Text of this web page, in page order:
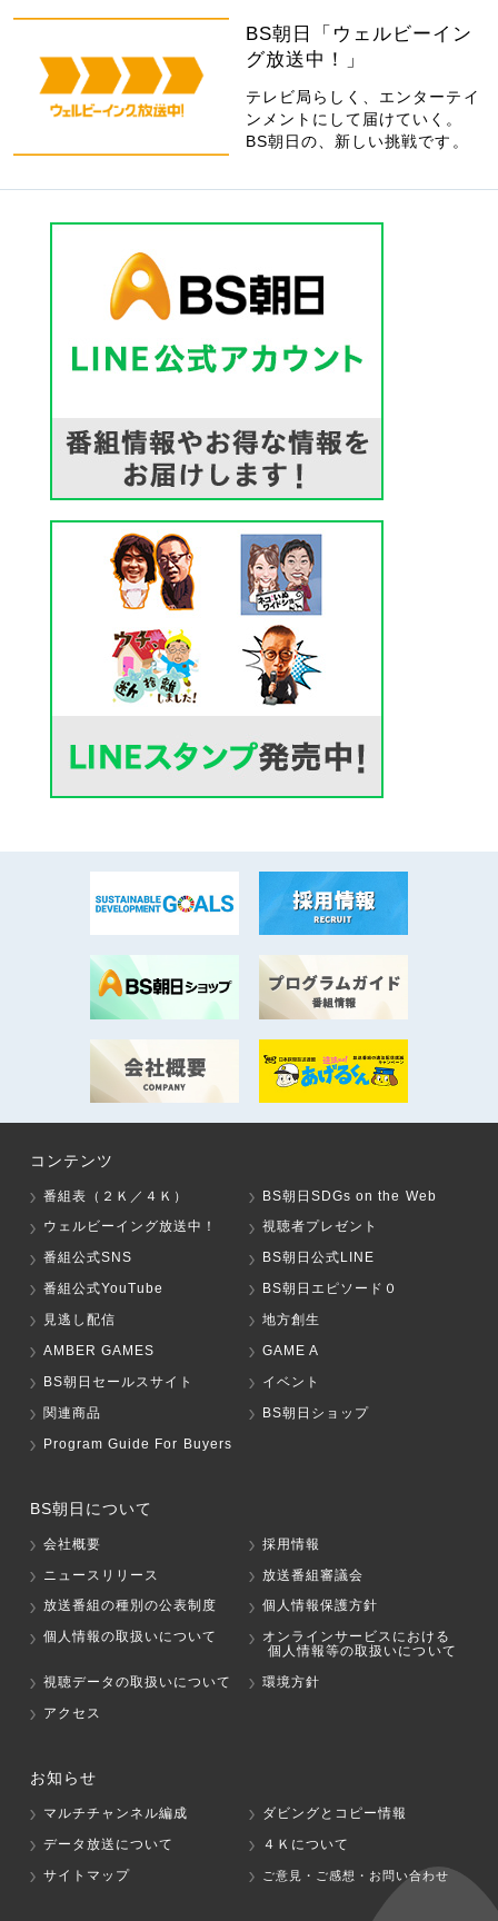
BS朝日「ウェルビーイン
グ放送中！」
テレビ局らしく、エンターテイ
ンメントにして届けていく。
BS朝日の、新しい挑戦です。
コンテンツ
番組表（２Ｋ／４Ｋ）
BS朝日SDGs on the Web
ウェルビーイング放送中！
視聴者プレゼント
番組公式SNS
BS朝日公式LINE
番組公式YouTube
BS朝日エピソード０
見逃し配信
地方創生
AMBER GAMES
GAME A
BS朝日セールスサイト
イベント
関連商品
BS朝日ショップ
Program Guide For Buyers
BS朝日について
会社概要
採用情報
ニュースリリース
放送番組審議会
放送番組の種別の公表制度
個人情報保護方針
個人情報の取扱いについて
オンラインサービスにおける
個人情報等の取扱いについて
視聴データの取扱いについて
環境方針
アクセス
お知らせ
マルチチャンネル編成
ダビングとコピー情報
データ放送について
４Ｋについて
サイトマップ
ご意見・ご感想・お問い合わせ